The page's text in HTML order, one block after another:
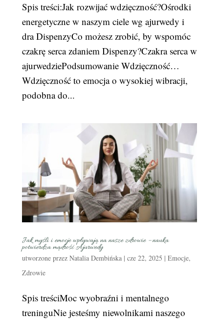
Spis treści:Jak rozwijać wdzięczność?Ośrodki
energetyczne w naszym ciele wg ajurwedy i
dra DispenzyCo możesz zrobić, by wspomóc
czakrę serca zdaniem Dispenzy?Czakra serca w
ajurwedziePodsumowanie Wdzięczność…
Wdzięczność to emocja o wysokiej wibracji,
podobna do...
Jak myśli i emocje wpływają na nasze zdrowie – nauka
potwierdza mądrość Ajurwedy
utworzone przez Natalia Dembińska| cze 22, 2025 | Emocje,
Zdrowie
Spis treściMoc wyobraźni i mentalnego
treninguNie jesteśmy niewolnikami naszego